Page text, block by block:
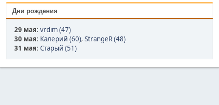
Дни рождения
29 мая: vrdim (47)
30 мая: Калерий (60), StrangeR (48)
31 мая: Старый (51)